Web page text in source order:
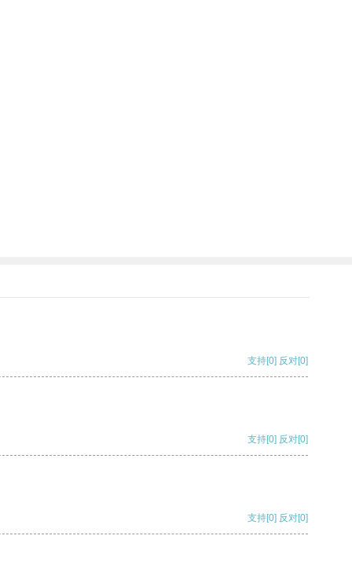
支持[0] 反对[0]
支持[0] 反对[0]
支持[0] 反对[0]